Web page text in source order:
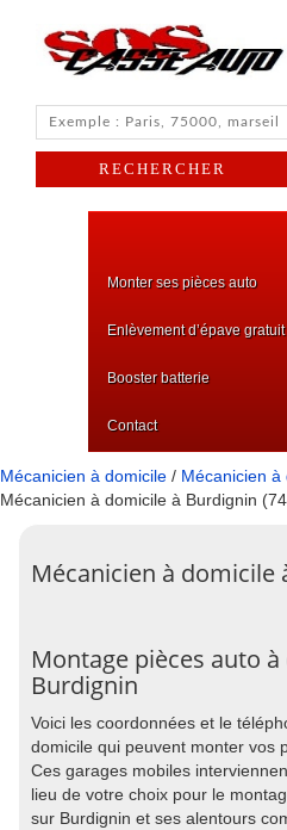
Monter ses pièces auto
Enlèvement d’épave
Booster batterie
Contact
Mécanicien à domicile / Mécanicien à
Mécanicien à domicile à Burdignin
Mécanicien à domicile
Montage pièces auto
Burdignin
Voici les coordonnées et le
domicile qui peuvent monter vos
Ces garages mobiles
lieu de votre choix pour le
sur Burdignin et ses alentours